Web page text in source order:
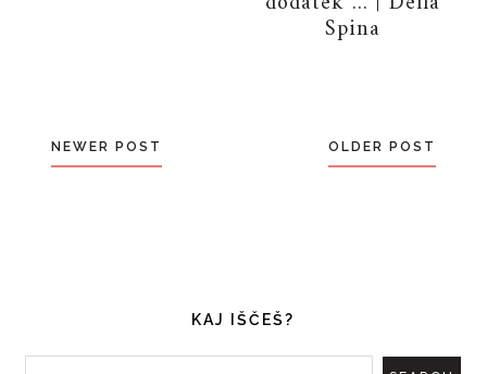
Spina
NEWER POST OLDER POST
KAJ IŠČEŠ?